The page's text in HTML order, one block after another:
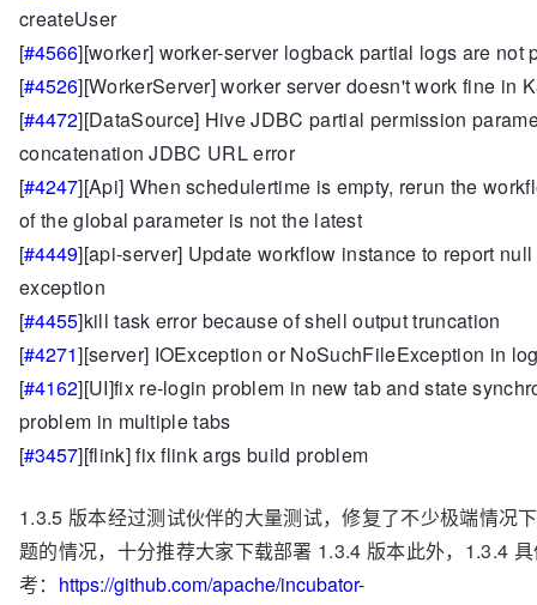
createUser
[#4566][worker] worker-server logback partial logs are not
[#4526][WorkerServer] worker server doesn't work fine in
[#4472][DataSource] Hive JDBC partial permission
concatenation JDBC URL error
[#4247][Api] When schedulertime is empty, rerun the
of the global parameter is not the latest
[#4449][api-server] Update workflow instance to report
exception
[#4455]kill task error because of shell output truncation
[#4271][server] IOException or NoSuchFileException in
[#4162][UI]fix re-login problem in new tab and state
problem in multiple tabs
[#3457][flink] fix flink args build problem
1.3.5 版本经过测试伙伴的大量测试，修复了不少极端情况
题的情况，十分推荐大家下载部署 1.3.4 版本此外， 1.3.4
考： https://github.com/apache/incubator-